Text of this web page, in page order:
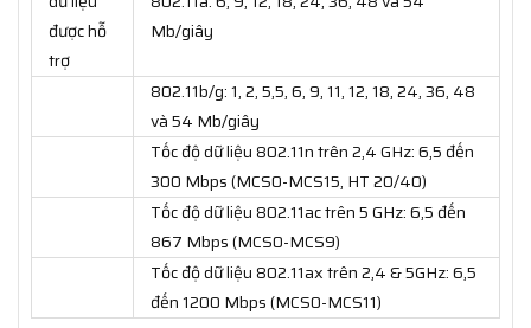
được hỗ
trợ
Mb/giây
802.11b/g: 1, 2, 5,5, 6, 9, 11, 12, 18, 24, 36, 48
và 54 Mb/giây
Tốc độ dữ liệu 802.11n trên 2,4 GHz: 6,5 đến
300 Mbps (MCS0-MCS15, HT 20/40)
Tốc độ dữ liệu 802.11ac trên 5 GHz: 6,5 đến
867 Mbps (MCS0-MCS9)
Tốc độ dữ liệu 802.11ax trên 2,4 & 5GHz: 6,5
đến 1200 Mbps (MCS0-MCS11)